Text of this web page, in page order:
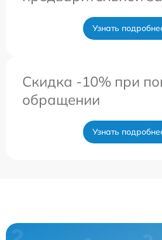
Узнать
Скидка -10% при
обращении
Узнать